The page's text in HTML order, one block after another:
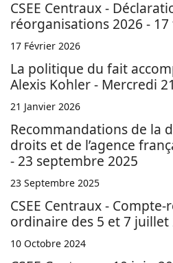
CSEE Centraux -
réorganisations 2026 -
17 Février 2026
La politique du fait
Alexis Kohler - Mercredi
21 Janvier 2026
Recommandations de la
droits et de l’agence
- 23 septembre 2025
23 Septembre 2025
CSEE Centraux -
ordinaire des 5 et 7 juillet
10 Octobre 2024